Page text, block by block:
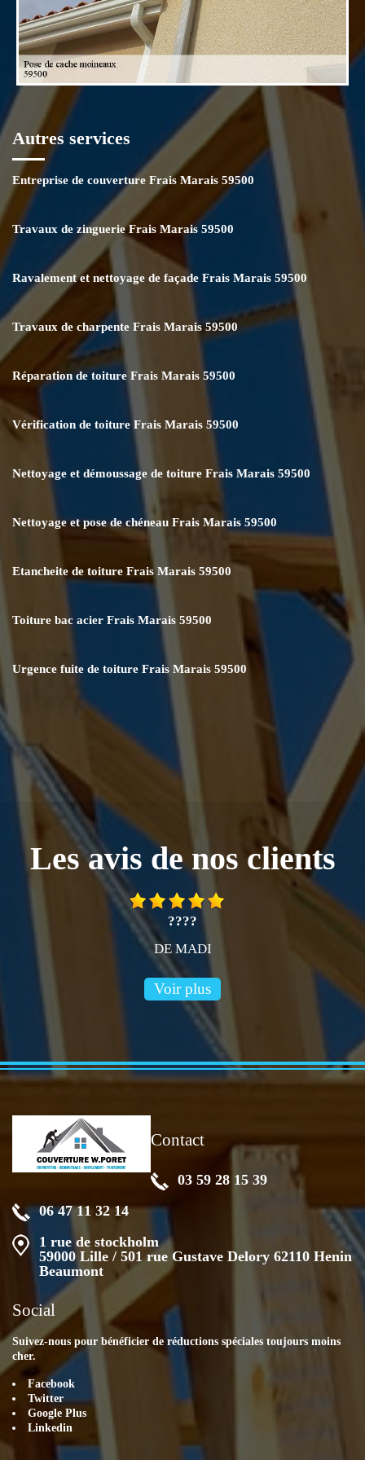
Autres services
Entreprise de couverture Frais Marais 59500
Travaux de zinguerie Frais Marais 59500
Ravalement et nettoyage de façade Frais Marais 59500
Travaux de charpente Frais Marais 59500
Réparation de toiture Frais Marais 59500
Vérification de toiture Frais Marais 59500
Nettoyage et démoussage de toiture Frais Marais 59500
Nettoyage et pose de chéneau Frais Marais 59500
Etancheite de toiture Frais Marais 59500
Toiture bac acier Frais Marais 59500
Urgence fuite de toiture Frais Marais 59500
Les avis de nos clients
????
DE MADI
Voir plus
Contact
03 59 28 15 39
06 47 11 32 14
1 rue de stockholm
59000 Lille / 501 rue Gustave Delory 62110 Henin
Beaumont
Social
Suivez-nous pour bénéficier de réductions spéciales toujours moins
cher.
Facebook
Twitter
Google Plus
Linkedin